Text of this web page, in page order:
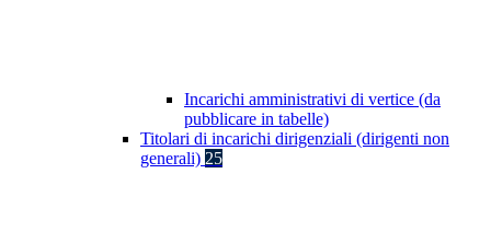
Incarichi amministrativi di vertice (da
pubblicare in tabelle)
Titolari di incarichi dirigenziali (dirigenti non
generali) 25